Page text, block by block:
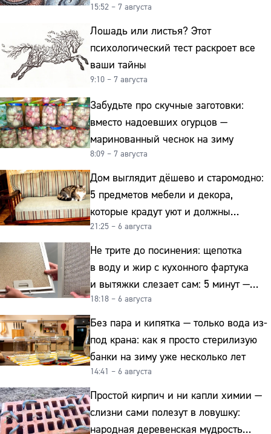
гранита
15:52 – 7 августа
Лошадь или листья? Этот
психологический тест раскроет все
ваши тайны
9:10 – 7 августа
Забудьте про скучные заготовки:
вместо надоевших огурцов —
маринованный чеснок на зиму
8:09 – 7 августа
Дом выглядит дёшево и старомодно:
5 предметов мебели и декора,
которые крадут уют и должны
отправиться на свалку прямо сейчас
21:25 – 6 августа
Не трите до посинения: щепотка
в воду и жир с кухонного фартука
и вытяжки слезает сам: 5 минут —
и сверкает как новая
18:18 – 6 августа
Без пара и кипятка — только вода из-
под крана: как я просто стерилизую
банки на зиму уже несколько лет
14:41 – 6 августа
Простой кирпич и ни капли химии —
слизни сами полезут в ловушку:
народная деревенская мудрость